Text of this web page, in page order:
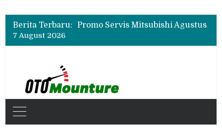
Berita Terbaru:
Bukan Cuma Layar 14,6 Inci, Ini Fitur Pintar Changan Nevo Q05 yang Dibanderol Rp309 Juta
Promo Servis Mitsubishi Agustus 2026, Ada Diskon ESP dan Bodi & Cat Kilau Merdeka
Bukan Cuma Layar 14,6 Inci, Ini Fitur Pintar Changan Nevo Q05 yang Dibanderol Rp309 Juta
7 August 2026